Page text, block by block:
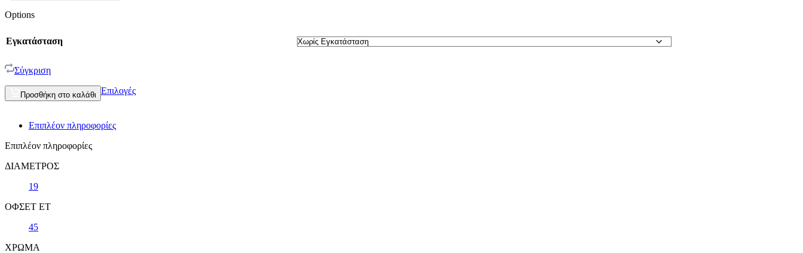
Options
Εγκατάσταση
Σύγκριση
Προσθήκη στο καλάθι Επιλογές
Επιπλέον πληροφορίες
Επιπλέον πληροφορίες
ΔΙΑΜΕΤΡΟΣ
19
ΟΦΣΕΤ ET
45
ΧΡΩΜΑ